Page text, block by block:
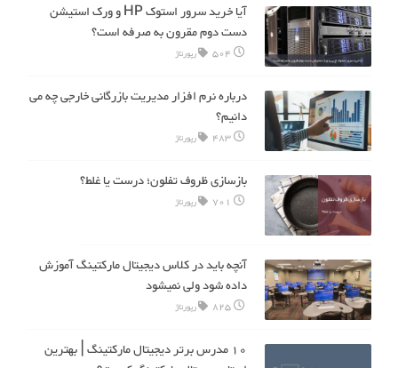
آیا خرید سرور استوک HP و ورک استیشن
دست دوم مقرون به صرفه است؟
504 رپورتاژ
درباره نرم افزار مدیریت بازرگانی خارجی چه می
دانیم؟
483 رپورتاژ
بازسازی ظروف تفلون؛ درست یا غلط؟
701 رپورتاژ
آنچه باید در کلاس دیجیتال مارکتینگ آموزش
داده شود ولی نمیشود
825 رپورتاژ
10 مدرس برتر دیجیتال مارکتینگ | بهترین